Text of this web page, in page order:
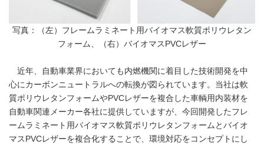
写真：（左）フレームラミネート用バイオマス軟質ポリウレタン
フォーム、（右）バイオマスPVCレザー
近年、自動車業界においても内燃機関に着目した技術開発を中
心にカーボンニュートラルへの転換が図られています。当社は軟
質ポリウレタンフォームやPVCレザーを複合した車輌用内装材を
自動車関連メーカー各社に提供していますが、今回開発したフレ
ームラミネート用バイオマス軟質ポリウレタンフォームとバイオ
マスPVCレザーを複合化することで、環境対応をコンセプトにし